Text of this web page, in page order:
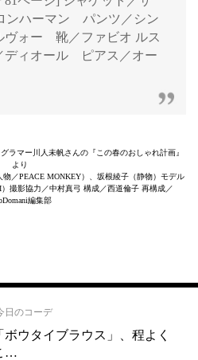
ハーマン パンツ／シン
ォー 靴／ファビオ ルス
ィオール ピアス／オー
ラマー川人未帆さんの『この春のおしゃれ計画』
より
／PEACE MONKEY）、坂根綾子（静物）モデル
撮影協力／中村真弓 構成／西道倫子 再構成／
編集部
日のコーデ
ウタイブラウス」、程よく
…